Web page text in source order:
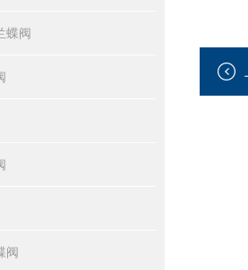
蝶阀
阀